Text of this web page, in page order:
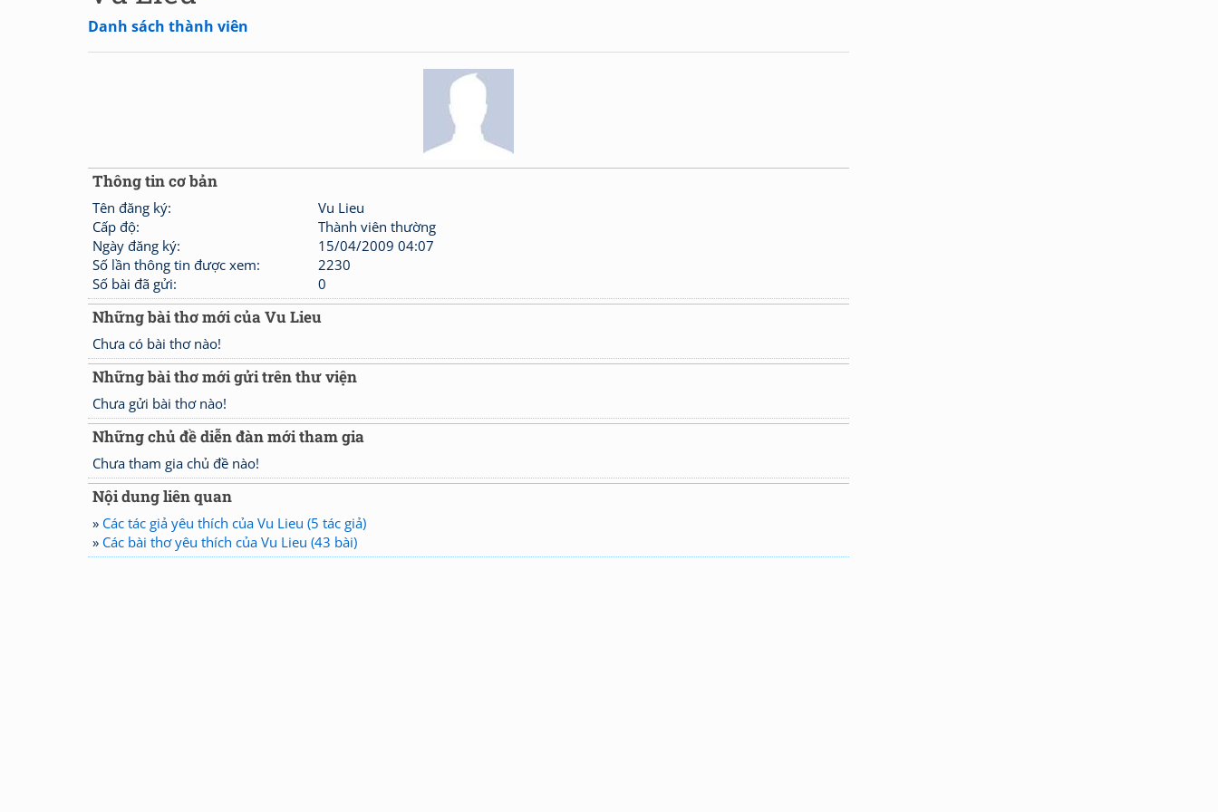
Danh sách thành viên
Thông tin cơ bản
Tên đăng ký:
Vu Lieu
Cấp độ:
Thành viên thường
Ngày đăng ký:
15/04/2009 04:07
Số lần thông tin được xem:
2230
Số bài đã gửi:
0
Những bài thơ mới của Vu Lieu
Chưa có bài thơ nào!
Những bài thơ mới gửi trên thư viện
Chưa gửi bài thơ nào!
Những chủ đề diễn đàn mới tham gia
Chưa tham gia chủ đề nào!
Nội dung liên quan
» Các tác giả yêu thích của Vu Lieu (5 tác giả)
» Các bài thơ yêu thích của Vu Lieu (43 bài)